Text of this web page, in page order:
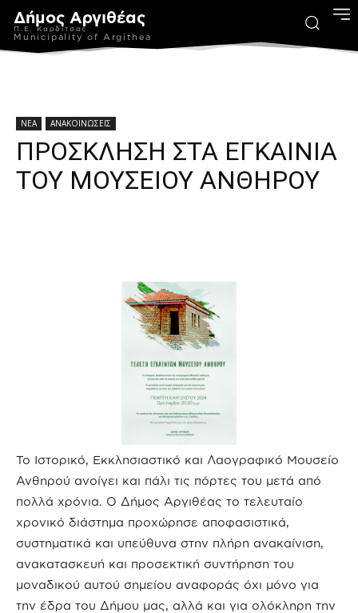
Δήμος Αργιθέας
Π.Ε. Καρδίτσας
Municipality of Argithea
ΝΕΑ ΑΝΑΚΟΙΝΩΣΕΙΣ
ΠΡΟΣΚΛΗΣΗ ΣΤΑ ΕΓΚΑΙΝΙΑ
ΤΟΥ ΜΟΥΣΕΙΟΥ ΑΝΘΗΡΟΥ
Το Ιστορικό, Εκκλησιαστικό και Λαογραφικό Μουσείο
Ανθηρού ανοίγει και πάλι τις πόρτες του μετά από
πολλά χρόνια. Ο Δήμος Αργιθέας το τελευταίο
χρονικό διάστημα προχώρησε αποφασιστικά,
συστηματικά και υπεύθυνα στην πλήρη ανακαίνιση,
ανακατασκευή και προσεκτική συντήρηση του
μοναδικού αυτού σημείου αναφοράς όχι μόνο για
την έδρα του Δήμου μας, αλλά και για ολόκληρη την